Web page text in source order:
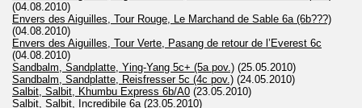
(04.08.2010)
Envers des Aiguilles, Tour Rouge, Le Marchand de Sable 6a (6b???)
(04.08.2010)
Envers des Aiguilles, Tour Verte, Pasang de retour de l’Everest 6c
(04.08.2010)
Sandbalm, Sandplatte, Ying-Yang 5c+ (5a pov.) (25.05.2010)
Sandbalm, Sandplatte, Reisfresser 5c (4c pov.) (24.05.2010)
Salbit, Salbit, Khumbu Express 6b/A0 (23.05.2010)
Salbit, Salbit, Incredibile 6a (23.05.2010)